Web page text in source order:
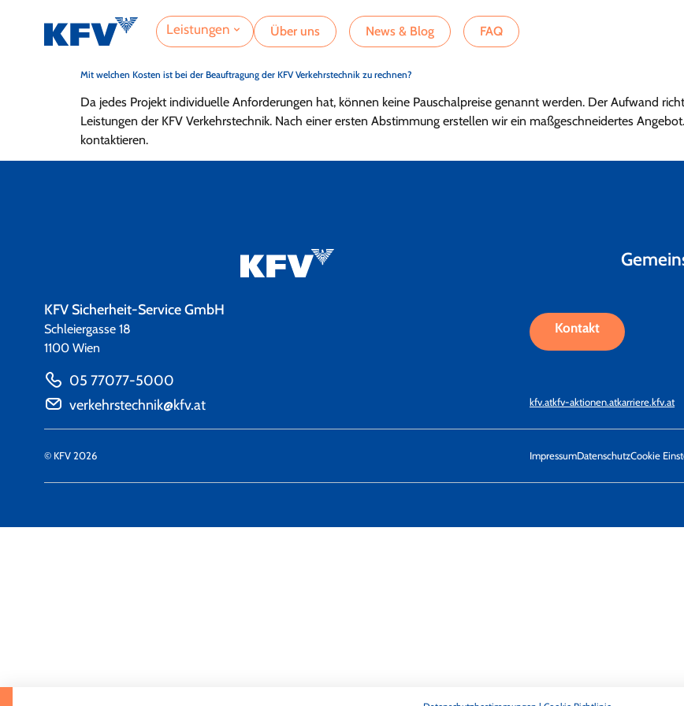
Leistungen Über uns News & Blog FAQ
Mit welchen Kosten ist bei der Beauftragung der KFV Verkehrstechnik zu rechnen?
Da jedes Projekt individuelle Anforderungen hat, können keine Pauschalpreise genannt werden. Der Aufwand
Leistungen der KFV Verkehrstechnik. Nach einer ersten Abstimmung erstellen wir ein maßgeschneidertes
kontaktieren.
KFV Sicherheit-Service GmbH
Schleiergasse 18
1100 Wien
05 77077-5000
verkehrstechnik@kfv.at
Kontakt
kfv.atkfv-aktionen.atkarriere.kfv.at
© KFV 2026 ImpressumDatenschutzCookie